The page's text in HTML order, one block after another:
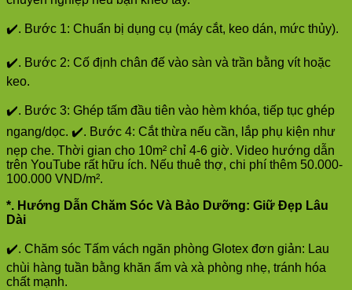
✔️. Bước 1: Chuẩn bị dụng cụ (máy cắt, keo dán, mức thủy).
✔️. Bước 2: Cố định chân đế vào sàn và trần bằng vít hoặc
keo.
✔️. Bước 3: Ghép tấm đầu tiên vào hèm khóa, tiếp tục ghép
ngang/dọc. ✔️. Bước 4: Cắt thừa nếu cần, lắp phụ kiện như
nẹp che. Thời gian cho 10m² chỉ 4-6 giờ. Video hướng dẫn
trên YouTube rất hữu ích. Nếu thuê thợ, chi phí thêm 50.000-
100.000 VND/m².
*. Hướng Dẫn Chăm Sóc Và Bảo Dưỡng: Giữ Đẹp Lâu
Dài
✔️. Chăm sóc Tấm vách ngăn phòng Glotex đơn giản: Lau
chùi hàng tuần bằng khăn ẩm và xà phòng nhẹ, tránh hóa
chất mạnh.